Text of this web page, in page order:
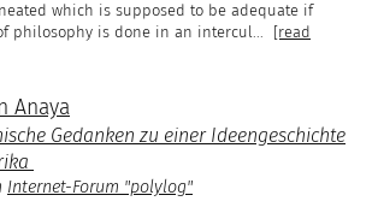
which is supposed to be adequate if
philosophy is done in an intercul...
[read
Anaya
Gedanken zu einer Ideengeschichte
Internet-Forum "polylog"